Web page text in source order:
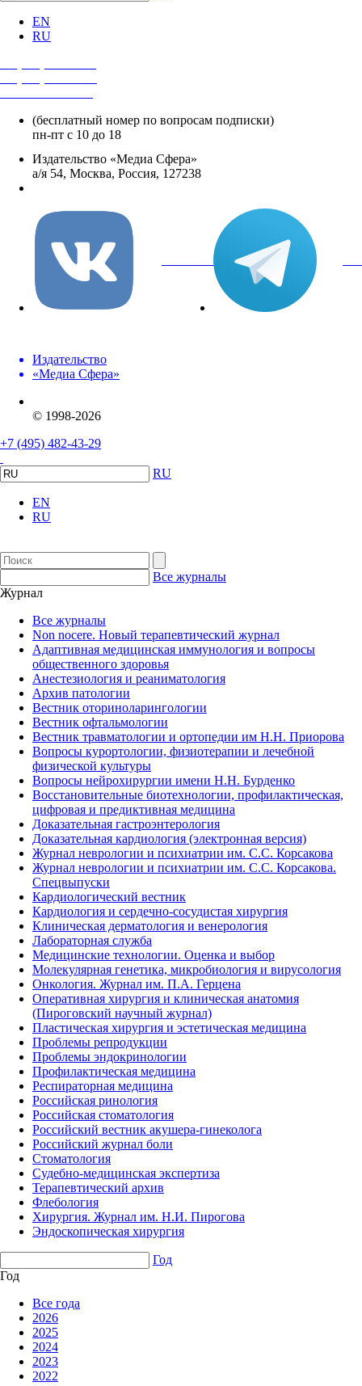
EN
RU
(бесплатный номер по вопросам подписки)
пн-пт с 10 до 18
Издательство «Медиа Сфера»
а/я 54, Москва, Россия, 127238
вКонтакте
Издательство
«Медиа Сфера»
© 1998-2026
+7 (495) 482-43-29
RU
EN
RU
Все журналы
Журнал
Все журналы
Non nocere. Новый терапевтический журнал
Адаптивная медицинская иммунология и вопросы
общественного здоровья
Анестезиология и реаниматология
Архив патологии
Вестник оториноларингологии
Вестник офтальмологии
Вестник травматологии и ортопедии им Н.Н. Приорова
Вопросы курортологии, физиотерапии и лечебной
физической культуры
Вопросы нейрохирургии имени Н.Н. Бурденко
Восстановительные биотехнологии, профилактическая,
цифровая и предиктивная медицина
Доказательная гастроэнтерология
Доказательная кардиология (электронная версия)
Журнал неврологии и психиатрии им. С.С. Корсакова
Журнал неврологии и психиатрии им. С.С. Корсакова.
Спецвыпуски
Кардиологический вестник
Кардиология и сердечно-сосудистая хирургия
Клиническая дерматология и венерология
Лабораторная служба
Медицинские технологии. Оценка и выбор
Молекулярная генетика, микробиология и вирусология
Онкология. Журнал им. П.А. Герцена
Оперативная хирургия и клиническая анатомия
(Пироговский научный журнал)
Пластическая хирургия и эстетическая медицина
Проблемы репродукции
Проблемы эндокринологии
Профилактическая медицина
Респираторная медицина
Российская ринология
Российская стоматология
Российский вестник акушера-гинеколога
Российский журнал боли
Стоматология
Судебно-медицинская экспертиза
Терапевтический архив
Флебология
Хирургия. Журнал им. Н.И. Пирогова
Эндоскопическая хирургия
Год
Год
Все года
2026
2025
2024
2023
2022